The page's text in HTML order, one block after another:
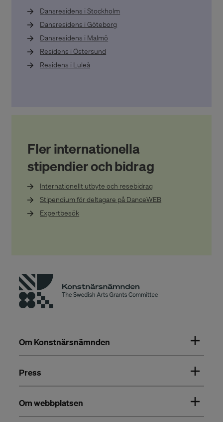
Dansresidens i Stockholm
Dansresidens i Göteborg
Dansresidens i Malmö
Residens i Östersund
Residens i Luleå
Fler internationella
stipendier och bidrag
Internationellt utbyte och resebidrag
Stipendium för deltagare på DanceWEB
Expertbesök
Om Konstnärsnämnden
Press
Om webbplatsen